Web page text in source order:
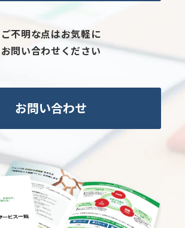
ご不明な点はお気軽に
お問い合わせください
お問い合わせ